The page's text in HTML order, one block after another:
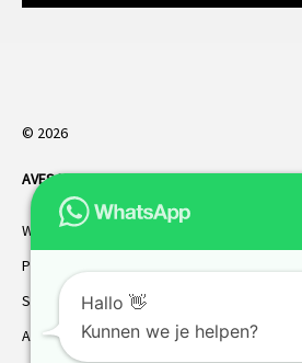
© 2026
AVES HORREN. Alle rechten voorbehouden.
Webdesign Vanoo Media
Privacybeleid
Sitemap
AVES garantie
Hallo 👋
Kunnen we je helpen?